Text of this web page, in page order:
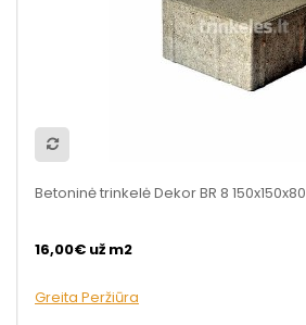
Betoninė trinkelė Dekor BR 8 150x150x80
16,00€ už m2
Greita Peržiūra